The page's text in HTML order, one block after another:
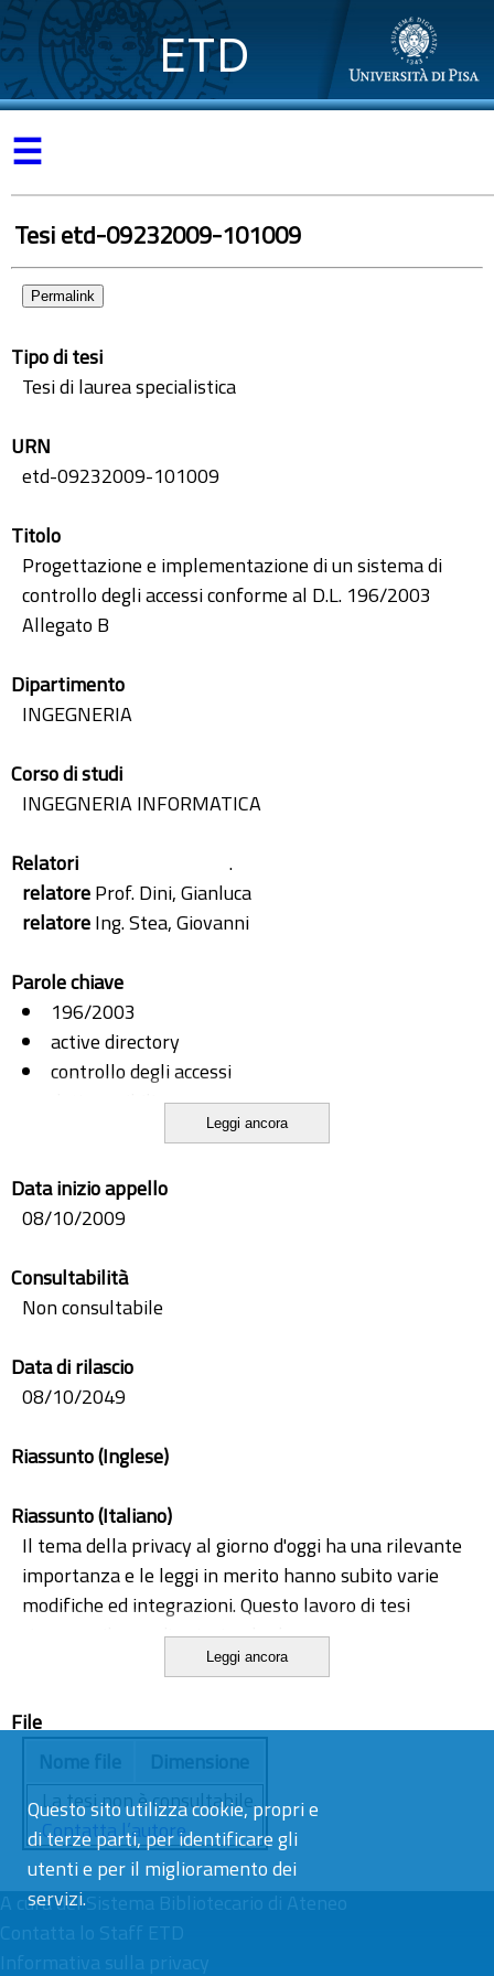
Questo sito utilizza cookie, propri e
di terze parti, per identificare gli
utenti e per il miglioramento dei
servizi.
ETD
☰
Tesi etd-09232009-101009
Permalink
Tipo di tesi
Tesi di laurea specialistica
URN
etd-09232009-101009
Titolo
Progettazione e implementazione di un sistema di
controllo degli accessi conforme al D.L. 196/2003
Allegato B
Dipartimento
INGEGNERIA
Corso di studi
INGEGNERIA INFORMATICA
Relatori
.
relatoreProf. Dini, Gianluca
relatoreIng. Stea, Giovanni
Parole chiave
196/2003
active directory
controllo degli accessi
unix
Leggi ancora
Data inizio appello
08/10/2009
Consultabilità
Non consultabile
Data di rilascio
08/10/2049
Riassunto (Inglese)
Riassunto (Italiano)
Il tema della privacy al giorno d'oggi ha una rilevante
importanza e le leggi in merito hanno subito varie
modifiche ed integrazioni. Questo lavoro di tesi
riassume il caso di un'azienda che eroga
principalmente servizi per istituti bancari ed ha quindi
cittadini, dati che sono fortemente protetti dal
aziendale è stato progettato ed implementato un
sistema di controllo degli accessi ai sistemi
informativi contenenti i suddetti dati utilizzando uno
strumento commerciale e andando ad implementare
una perfetta integrazione fra i sistemi Microsoft
Windows e i sistemi Open Source Unix e Linux.
Leggi ancora
File
La tesi non è consultabile.
Contatta l’autore
A cura delSistema Bibliotecario di Ateneo
Contatta lo Staff ETD
Informativa sulla privacy